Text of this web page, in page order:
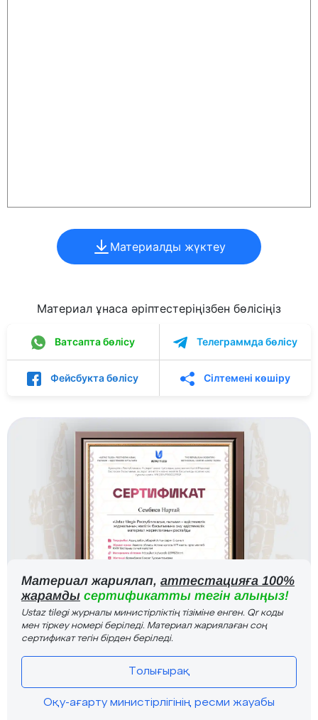
Материалды жүктеу
Материал ұнаса әріптестеріңізбен бөлісіңіз
Ватсапта бөлісу Телеграммда бөлісу
Фейсбукта бөлісу Сілтемені көшіру
Материал жариялап, аттестацияға 100%
жарамды сертификатты тегін алыңыз!
Ustaz tilegi журналы министірліктің тізіміне енген. Qr коды
мен тіркеу номері беріледі. Материал жариялаған соң
сертификат тегін бірден беріледі.
Толығырақ
Оқу-ағарту министірлігінің ресми жауабы